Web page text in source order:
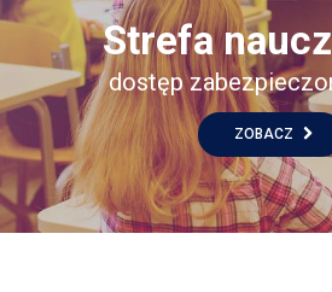
Strefa
dostęp
ZOBACZ